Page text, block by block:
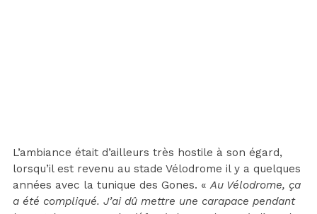
L’ambiance était d’ailleurs très hostile à son égard,
lorsqu’il est revenu au stade Vélodrome il y a quelques
années avec la tunique des Gones. «Au Vélodrome, ça
a été compliqué. J’ai dû mettre une carapace pendant